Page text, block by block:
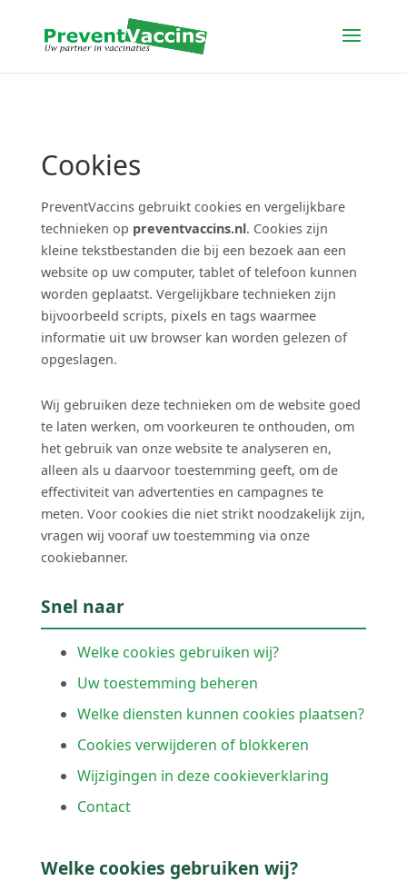
Cookies
PreventVaccins gebruikt cookies en vergelijkbare
technieken op preventvaccins.nl. Cookies zijn
kleine tekstbestanden die bij een bezoek aan een
website op uw computer, tablet of telefoon kunnen
worden geplaatst. Vergelijkbare technieken zijn
bijvoorbeeld scripts, pixels en tags waarmee
informatie uit uw browser kan worden gelezen of
opgeslagen.
Wij gebruiken deze technieken om de website goed
te laten werken, om voorkeuren te onthouden, om
het gebruik van onze website te analyseren en,
alleen als u daarvoor toestemming geeft, om de
effectiviteit van advertenties en campagnes te
meten. Voor cookies die niet strikt noodzakelijk zijn,
vragen wij vooraf uw toestemming via onze
cookiebanner.
Snel naar
Welke cookies gebruiken wij?
Uw toestemming beheren
Welke diensten kunnen cookies plaatsen?
Cookies verwijderen of blokkeren
Wijzigingen in deze cookieverklaring
Contact
Welke cookies gebruiken wij?